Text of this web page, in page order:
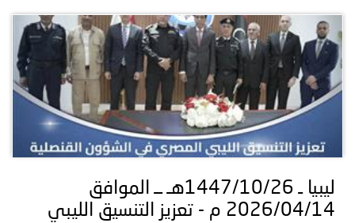
ليبيا ـ 1447/10/26هـ ــ الموافق
2026/04/14 م - تعزيز التنسيق الليبي